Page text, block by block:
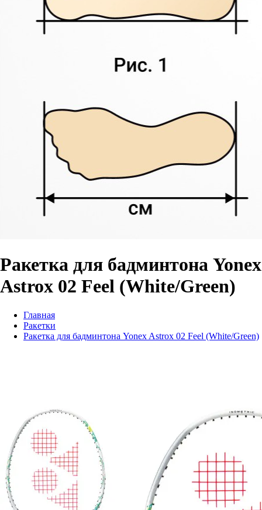
Ракетка для бадминтона Yonex
Astrox 02 Feel (White/Green)
Главная
Ракетки
Ракетка для бадминтона Yonex Astrox 02 Feel (White/Green)